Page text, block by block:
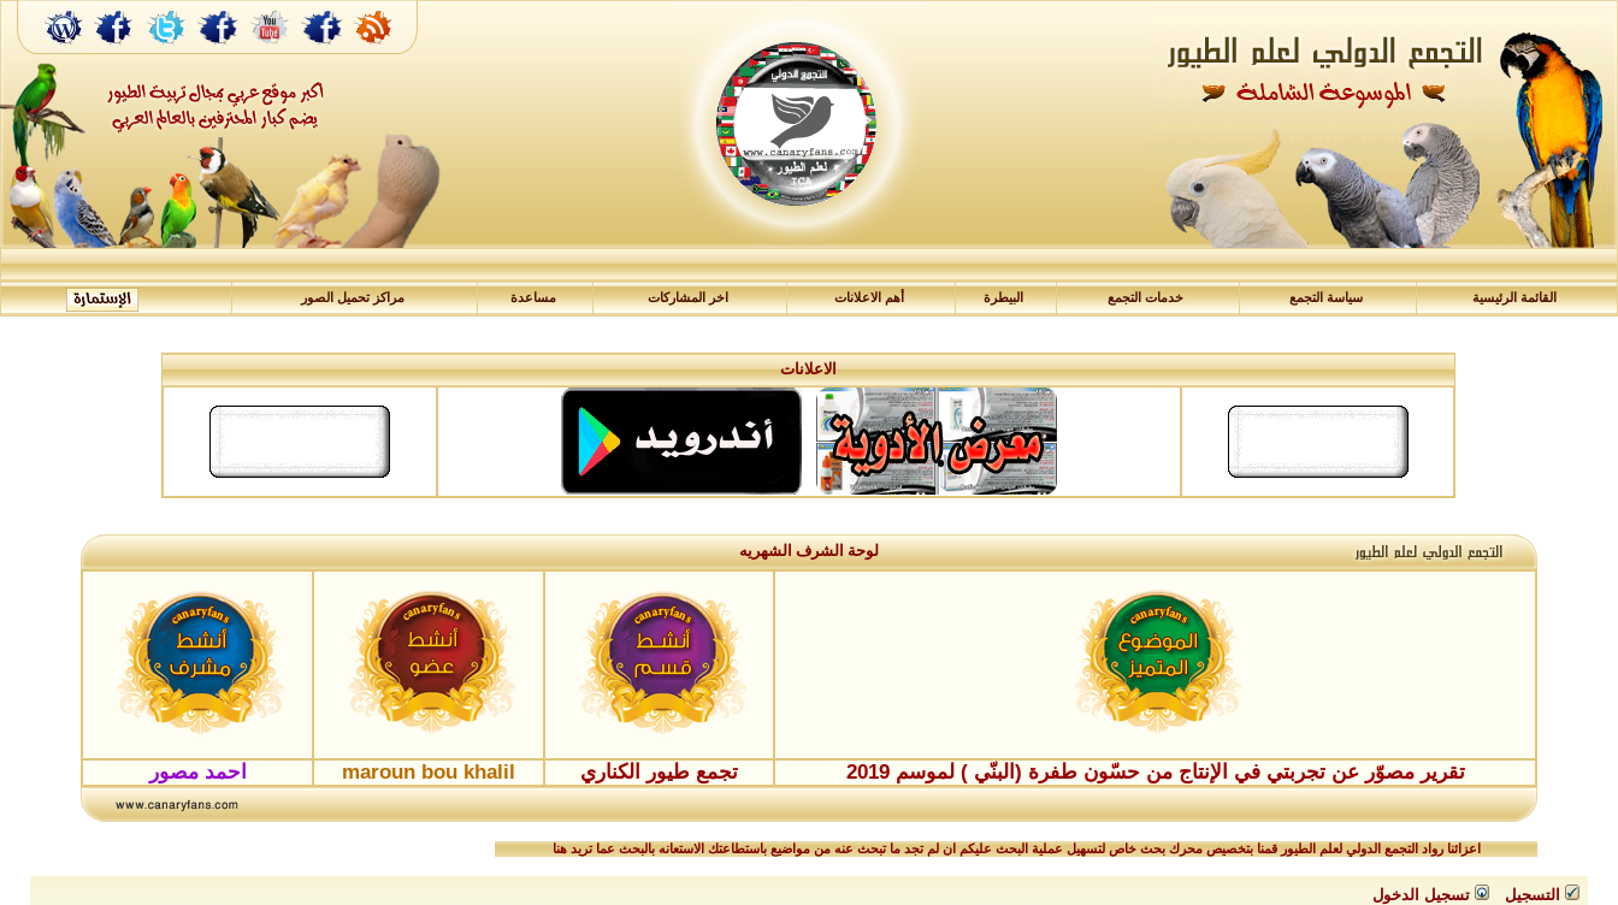
القائمة الرئيسية سياسة التجمع خدمات التجمع البيطرة أهم الاعلانات اخر المشاركات مساعدة مراكز تحميل الصور
الاعلانات
لوحة الشرف الشهريه
تقرير مصوّر عن تجربتي في الإنتاج من حسّون طفرة (البنّي ) لموسم 2019 تجمع طيور الكناري maroun bou khalil احمد مصور
اعزائنا رواد التجمع الدولي لعلم الطيور قمنا بتخصيص محرك بحث خاص لتسهيل عملية البحث عليكم ان لم تجد ما تبحث عنه من مواضيع باستطاعتك الاستعانه بالبحث عما تريد هنا
التسجيل تسجيل الدخول